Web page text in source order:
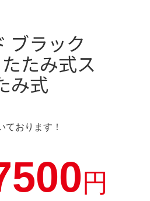
ブラック
たみ式ス
み式
おります！
円